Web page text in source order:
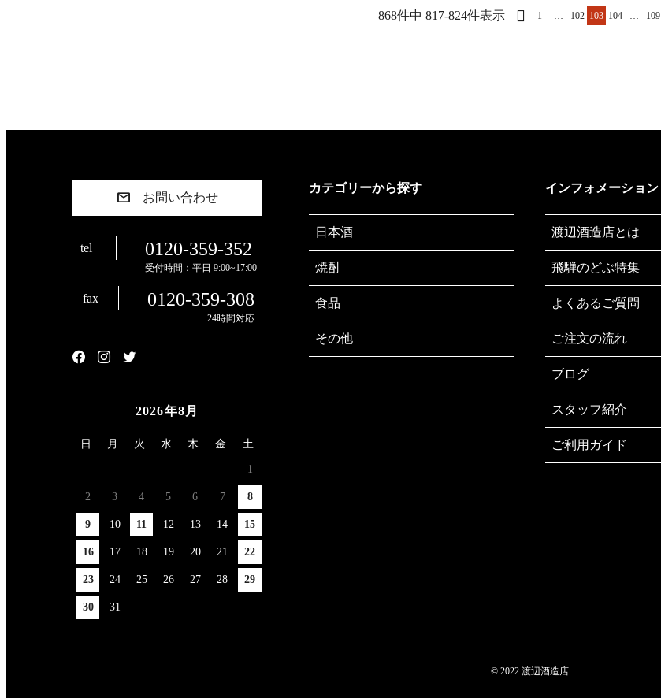
868件中 817-824件表示 1 102 103 104 109
お問い合わせ
tel 0120-359-352
受付時間：平日 9:00~17:00
fax 0120-359-308
24時間対応
2026年8月
日 月 火 水 木 金 土
1
2 3 4 5 6 7 8
9 10 11 12 13 14 15
16 17 18 19 20 21 22
23 24 25 26 27 28 29
30 31
カテゴリーから探す
日本酒
焼酎
食品
その他
インフォメーション
渡辺酒造店とは
飛騨のどぶ特集
よくあるご質問
ご注文の流れ
ブログ
スタッフ紹介
ご利用ガイド
© 2022 渡辺酒造店